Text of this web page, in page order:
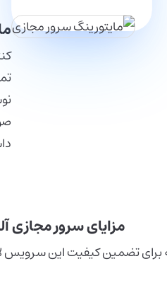
مزایای سرور مجازی
برای تضمین کیفیت این سرویس